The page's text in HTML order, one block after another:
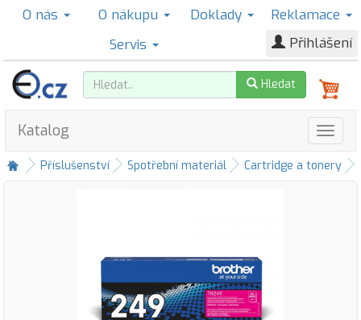
O nás O nákupu Doklady
Reklamace
Servis
Přihlášení
Hledat
Katalog
Příslušenství Spotřební materiál Cartridge a tonery